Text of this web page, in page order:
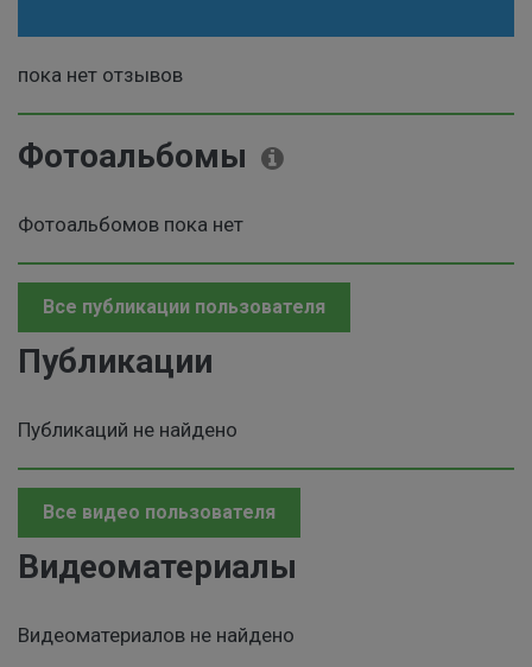
пока нет отзывов
Фотоальбомы
Фотоальбомов пока нет
Все публикации пользователя
Публикации
Публикаций не найдено
Все видео пользователя
Видеоматериалы
Видеоматериалов не найдено